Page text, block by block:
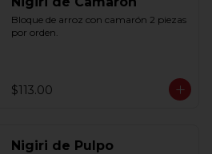
Bloque de arroz con camarón 2 piezas
por orden.
$113.00
Nigiri de Pulpo